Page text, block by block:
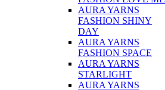
AURA YARNS
FASHION SHINY
DAY
AURA YARNS
FASHION SPACE
AURA YARNS
STARLIGHT
AURA YARNS